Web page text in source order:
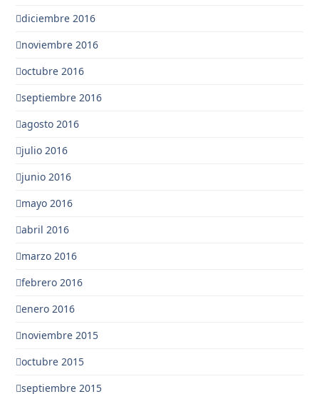
diciembre 2016
noviembre 2016
octubre 2016
septiembre 2016
agosto 2016
julio 2016
junio 2016
mayo 2016
abril 2016
marzo 2016
febrero 2016
enero 2016
noviembre 2015
octubre 2015
septiembre 2015